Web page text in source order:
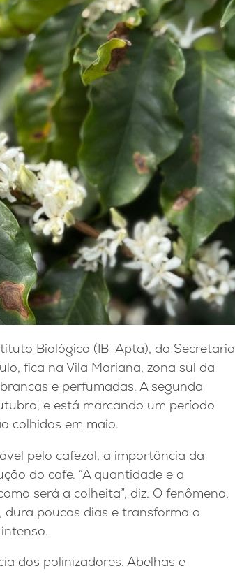
Biológico (IB-Apta), da Secretaria
fica na Vila Mariana, zona sul da
e perfumadas. A segunda
e está marcando um período
colhidos em maio.
pelo cafezal, a importância da
do café. “A quantidade e a
será a colheita”, diz. O fenômeno,
poucos dias e transforma o
dos polinizadores. Abelhas e